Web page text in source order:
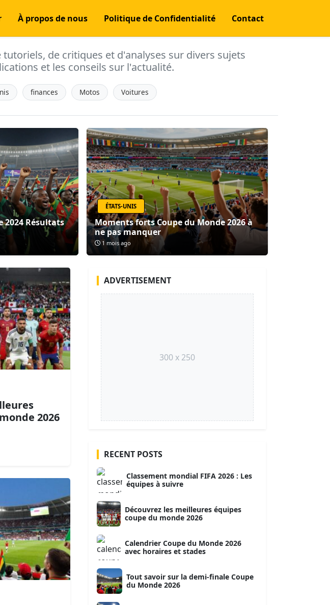
À propos de nous Politique de Confidentialité Contact
de critiques et d'analyses sur divers sujets
et les conseils sur l'actualité.
finances Motos Voitures
2024 Résultats
ÉTATS-UNIS
Moments forts Coupe du Monde 2026 à
ne pas manquer
1 mois ago
2026
ADVERTISEMENT
300 x 250
RECENT POSTS
Classement mondial FIFA 2026 : Les
équipes à suivre
Découvrez les meilleures équipes
coupe du monde 2026
Calendrier Coupe du Monde 2026
avec horaires et stades
Tout savoir sur la demi-finale Coupe
du Monde 2026